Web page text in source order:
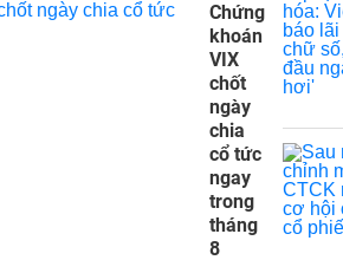
Chứng
khoán
VIX
chốt
ngày
chia
cổ tức
ngay
trong
tháng
8